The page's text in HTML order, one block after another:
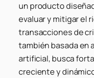
un producto
evaluar y mitigar el
transacciones de
también basada en
artificial, busca
creciente y